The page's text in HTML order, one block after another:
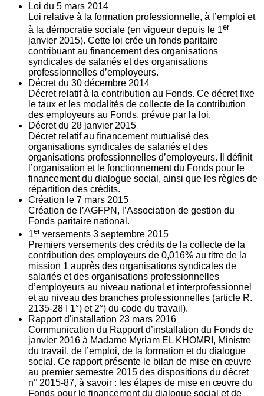
Loi du 5 mars 2014
Loi relative à la formation professionnelle, à l’emploi et
à la démocratie sociale (en vigueur depuis le 1er
janvier 2015). Cette loi crée un fonds paritaire
contribuant au financement des organisations
syndicales de salariés et des organisations
professionnelles d’employeurs.
Décret du 30 décembre 2014
Décret relatif à la contribution au Fonds. Ce décret fixe
le taux et les modalités de collecte de la contribution
des employeurs au Fonds, prévue par la loi.
Décret du 28 janvier 2015
Décret relatif au financement mutualisé des
organisations syndicales de salariés et des
organisations professionnelles d’employeurs. Il définit
l’organisation et le fonctionnement du Fonds pour le
financement du dialogue social, ainsi que les règles de
répartition des crédits.
Création le 7 mars 2015
Création de l’AGFPN, l’Association de gestion du
Fonds paritaire national.
1er versements 3 septembre 2015
Premiers versements des crédits de la collecte de la
contribution des employeurs de 0,016% au titre de la
mission 1 auprès des organisations syndicales de
salariés et des organisations professionnelles
d’employeurs au niveau national et interprofessionnel
et au niveau des branches professionnelles (article R.
2135‐28 I 1°) et 2°) du code du travail).
Rapport d'installation 23 mars 2016
Communication du Rapport d’installation du Fonds de
janvier 2016 à Madame Myriam EL KHOMRI, Ministre
du travail, de l’emploi, de la formation et du dialogue
social. Ce rapport présente le bilan de mise en œuvre
au premier semestre 2015 des dispositions du décret
n° 2015-87, à savoir : les étapes de mise en œuvre du
Fonds pour le financement du dialogue social et de